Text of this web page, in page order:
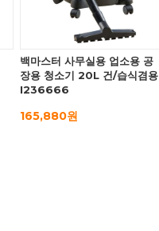
백마스터 사무실용 업소용 공
장용 청소기 20L 건/습식겸용
I236666
165,880원